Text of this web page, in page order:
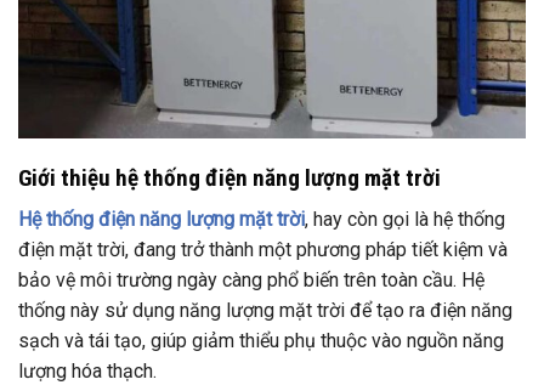
Giới thiệu hệ thống điện năng lượng mặt trời
Hệ thống điện năng lượng mặt trời, hay còn gọi là hệ thống
điện mặt trời, đang trở thành một phương pháp tiết kiệm và
bảo vệ môi trường ngày càng phổ biến trên toàn cầu. Hệ
thống này sử dụng năng lượng mặt trời để tạo ra điện năng
sạch và tái tạo, giúp giảm thiểu phụ thuộc vào nguồn năng
lượng hóa thạch.